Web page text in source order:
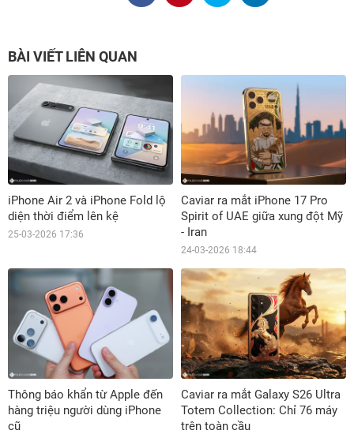
BÀI VIẾT LIÊN QUAN
iPhone Air 2 và iPhone Fold lộ
diện thời điểm lên kệ
25-03-2026 17:36
Caviar ra mắt iPhone 17 Pro
Spirit of UAE giữa xung đột Mỹ
- Iran
24-03-2026 18:44
Thông báo khẩn từ Apple đến
hàng triệu người dùng iPhone
cũ
Caviar ra mắt Galaxy S26 Ultra
Totem Collection: Chỉ 76 máy
trên toàn cầu